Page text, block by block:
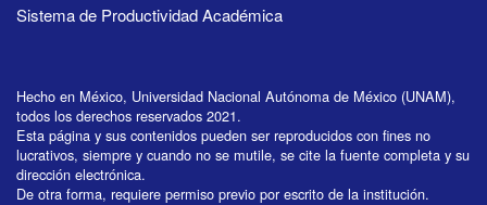
Sistema de Productividad Académica
Hecho en México, Universidad Nacional Autónoma de México (UNAM),
todos los derechos reservados 2021.
Esta página y sus contenidos pueden ser reproducidos con fines no
lucrativos, siempre y cuando no se mutile, se cite la fuente completa y su
dirección electrónica.
De otra forma, requiere permiso previo por escrito de la institución.